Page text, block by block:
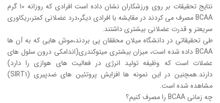
نتایج تحقیقات بر روی ورزشکاران نشان داده است افرادی که روزانه 10 گرم
BCAA مصرف می کردند در مقایشه با افرادی دیگر،درد عضلانی کمتر،ریکاوری
سریعتر و قدرت عضلانی بیشتری داشتند.
طی تحقیقاتی در دانشگاه میلان محققان پی بردند،موش هایی که به آن ها
BCAA داده شده است، میزان بیشتری میتوکندری(اندامکی درون سلول های
عضلات است که وظیفه تولید انرژی در فعالیت های هوازی را دارد)
دارند.همچنین در این نمونه ها افزایش پروتئین های ضدپیری (SIRT1)
مشاهده شده است.
چه زمانی BCAA را مصرف کنیم؟